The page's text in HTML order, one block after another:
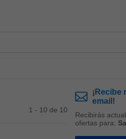
1 - 10 de 10
¡Recibe
email!
Recibirás
ofertas para: